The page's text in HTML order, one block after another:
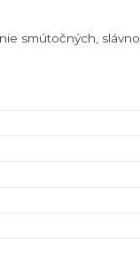
smútočných,